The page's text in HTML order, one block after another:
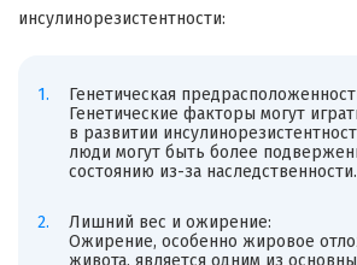
инсулинорезистентности:
Генетическая
Генетические факторы могут
в развитии
люди могут быть более
состоянию из-за наследственности.
Лишний вес и ожирение:
Ожирение, особенно жировое
живота, является одним из